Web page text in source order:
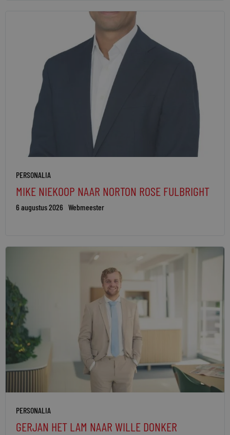
PERSONALIA
MIKE NIEKOOP NAAR NORTON ROSE FULBRIGHT
6 augustus 2026 Webmeester
PERSONALIA
GERJAN HET LAM NAAR WILLE DONKER